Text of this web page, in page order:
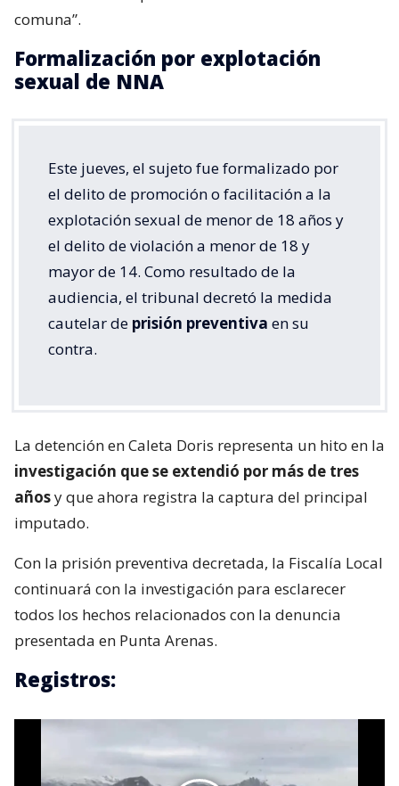
comuna”.
Formalización por explotación
sexual de NNA
Este jueves, el sujeto fue formalizado por
el delito de promoción o facilitación a la
explotación sexual de menor de 18 años y
el delito de violación a menor de 18 y
mayor de 14. Como resultado de la
audiencia, el tribunal decretó la medida
cautelar de prisión preventiva en su
contra.
La detención en Caleta Doris representa un hito en la
investigación que se extendió por más de tres
añosy que ahora registra la captura del principal
imputado.
Con la prisión preventiva decretada, la Fiscalía Local
continuará con la investigación para esclarecer
todos los hechos relacionados con la denuncia
presentada en Punta Arenas.
Registros: